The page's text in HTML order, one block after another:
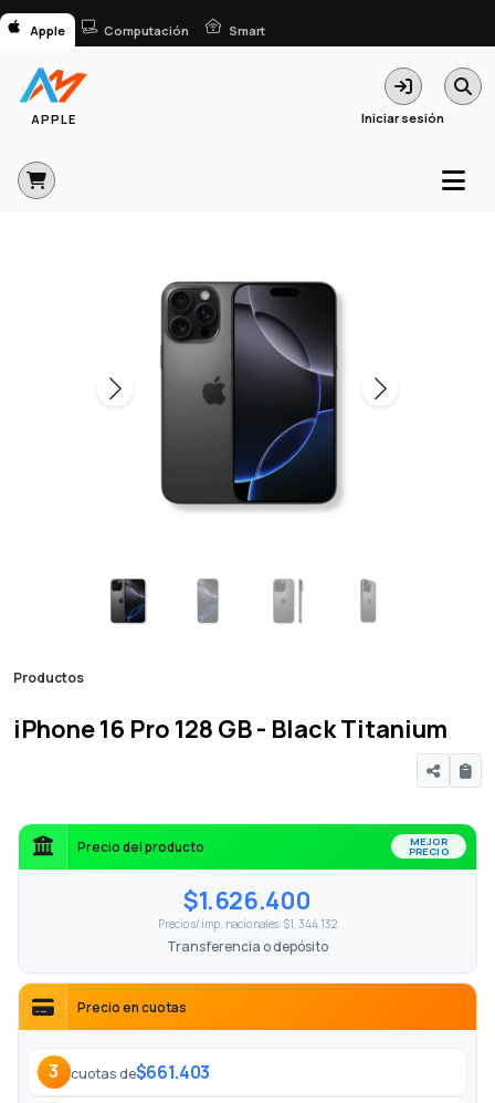
Apple Computación Smart
APPLE Iniciar sesión
Productos
iPhone 16 Pro 128 GB - Black Titanium
Precio del producto MEJOR
PRECIO
$1.626.400
Precio s/imp. nacionales: $1.344.132
Transferencia o depósito
Precio en cuotas
3 cuotas de$661.403